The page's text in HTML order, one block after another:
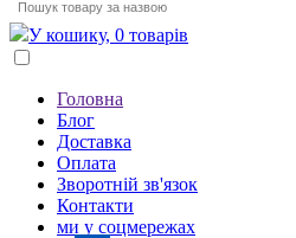
У кошику, 0 товарів
Головна
Блог
Доставка
Оплата
Зворотній зв'язок
Контакти
ми у соцмережах